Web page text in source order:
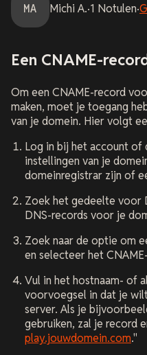
MA Michi A.·1 Notulen·
Een CNAME-
Om een CNAME-record
maken, moet je toegang
van je domein. Hier volgt
Log in bij het account of
instellingen van je
domeinregistrar zijn of
Zoek het gedeelte voor
DNS-records voor je
Zoek naar de optie om
en selecteer het
Vul in het hostnaam- of
voorvoegsel in dat je
server. Als je
gebruiken, zal je record
play.jouwdomein.com."